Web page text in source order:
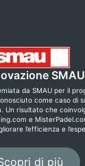
da SMAU per il
come caso di
Un risultato che
e
l’efficienza e
di più